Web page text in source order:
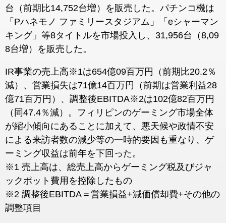
台（前期比14,752台増）を販売した。パチンコ機は
「Pハネモノ ファミリースタジアム」「eシャーマン
キング」等8タイトルを市場投入し、31,956台（8,09
8台増）を販売した。
IR事業の売上高※1は654億09百万円（前期比20.2％
減）、営業損失は71億14百万円（前期は営業利益28
億71百万円）、調整後EBITDA※2は102億82百万円
（同47.4％減）。フィリピンのゲーミング市場全体
が縮小傾向にあることに加えて、悪天候や政情不安
による来訪者数の減少等の一時的要因も重なり、ゲ
ーミング収益は前年を下回った。
※1 売上高は、総売上高からゲーミング税及びジャ
ックポット費用を控除したもの
※2 調整後EBITDA＝営業損益+減価償却費+その他の
調整項目